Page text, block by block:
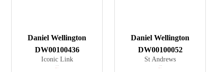
Daniel Wellington
DW00100436
Iconic Link
Daniel Wellington
DW00100052
St Andrews